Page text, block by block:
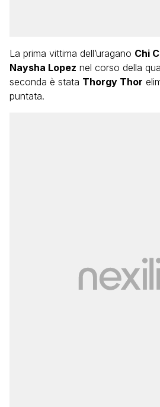
La prima vittima dell’uragano Chi
Naysha Lopez nel corso della
seconda è stata Thorgy Thor
puntata.